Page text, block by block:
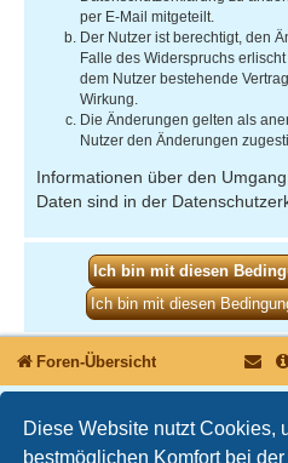
Diese Website nutzt Cookies,
bestmöglichen Komfort bei
per E-Mail mitgeteilt.
Der Nutzer ist berechtigt, den
Falle des Widerspruchs
dem Nutzer bestehende
Wirkung.
Die Änderungen gelten als
Nutzer den Änderungen
Informationen über den
Daten sind in der
Foren-Übersicht